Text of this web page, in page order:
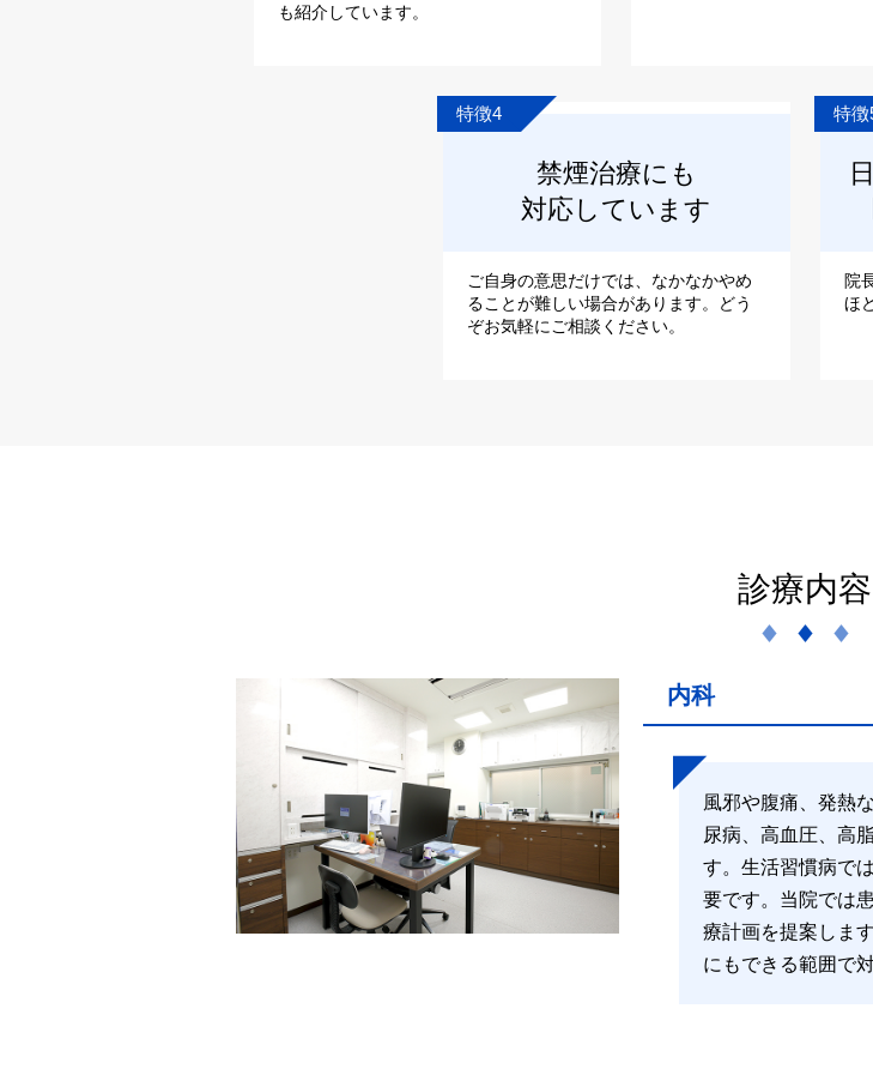
も紹介しています。
特徴4
禁煙治療にも
対応しています
ご自身の意思だけでは、なかなかやめ
ることが難しい場合があります。どう
ぞお気軽にご相談ください。
特徴
院
ほ
診療内容
内科
風邪や腹痛、発熱
尿病、高血圧、高
す。生活習慣病で
要です。当院では
療計画を提案しま
にもできる範囲で